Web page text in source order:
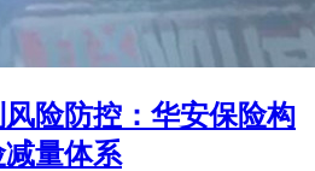
险防控：华安保险构
量体系